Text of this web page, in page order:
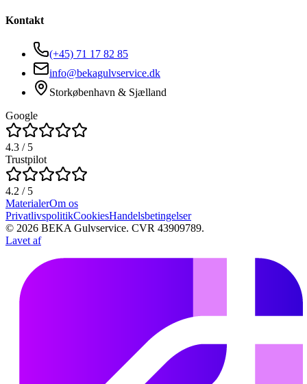
Kontakt
(+45) 71 17 82 85
info@bekagulvservice.dk
Storkøbenhavn & Sjælland
Google
4.3 / 5
Trustpilot
4.2 / 5
MaterialerOm os
PrivatlivspolitikCookiesHandelsbetingelser
© 2026 BEKA Gulvservice. CVR 43909789.
Lavet af